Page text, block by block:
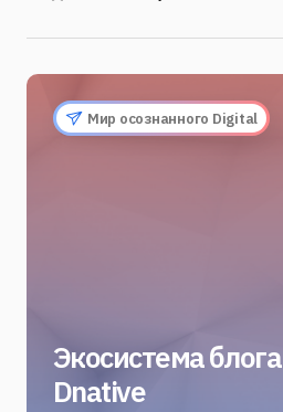
Мир осознанного Digital
Экосистема блога
Dnative